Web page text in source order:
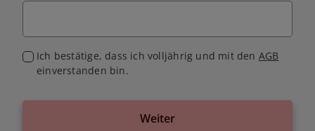
Ich bestätige, dass ich volljährig und mit den AGB
einverstanden bin.
Weiter